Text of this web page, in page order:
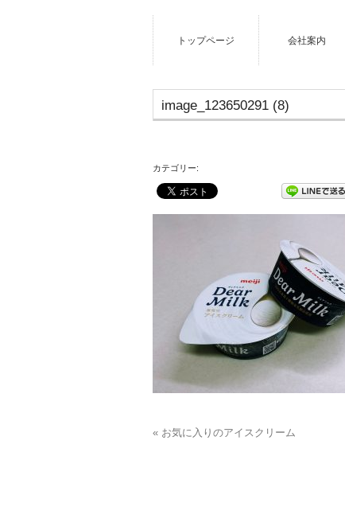
トップページ 会社案内
image_123650291 (8)
カテゴリー:
« お気に入りのアイスクリーム